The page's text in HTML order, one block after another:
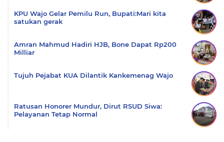
KPU Wajo Gelar Pemilu Run, Bupati:Mari kita
satukan gerak
Amran Mahmud Hadiri HJB, Bone Dapat Rp200
Milliar
Tujuh Pejabat KUA Dilantik Kankemenag Wajo
Ratusan Honorer Mundur, Dirut RSUD Siwa:
Pelayanan Tetap Normal